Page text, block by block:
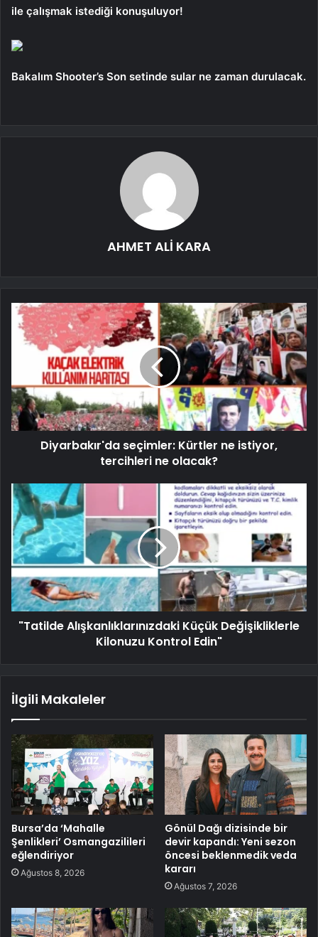
ile çalışmak istediği konuşuluyor!
Bakalım Shooter’s Son setinde sular ne zaman durulacak.
AHMET ALİ KARA
Diyarbakır'da seçimler: Kürtler ne istiyor,
tercihleri ​​ne olacak?
"Tatilde Alışkanlıklarınızdaki Küçük Değişikliklerle
Kilonuzu Kontrol Edin"
İlgili Makaleler
Bursa’da ‘Mahalle
Şenlikleri’ Osmangazilileri
eğlendiriyor
Ağustos 8, 2026
Gönül Dağı dizisinde bir
devir kapandı: Yeni sezon
öncesi beklenmedik veda
kararı
Ağustos 7, 2026